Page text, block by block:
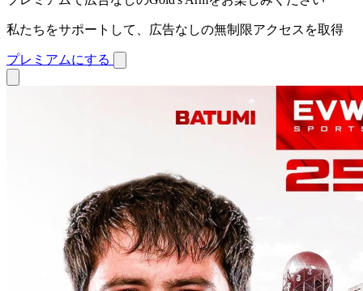
私たちをサポートして、広告なしの無制限アクセスを取得
プレミアムにする